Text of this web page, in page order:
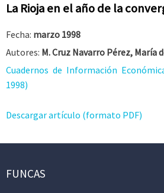
La Rioja en el año de la
Fecha: marzo 1998
Autores: M. Cruz Navarro Pérez, María
Cuadernos de Información
1998)
Descargar artículo (formato PDF)
FUNCAS